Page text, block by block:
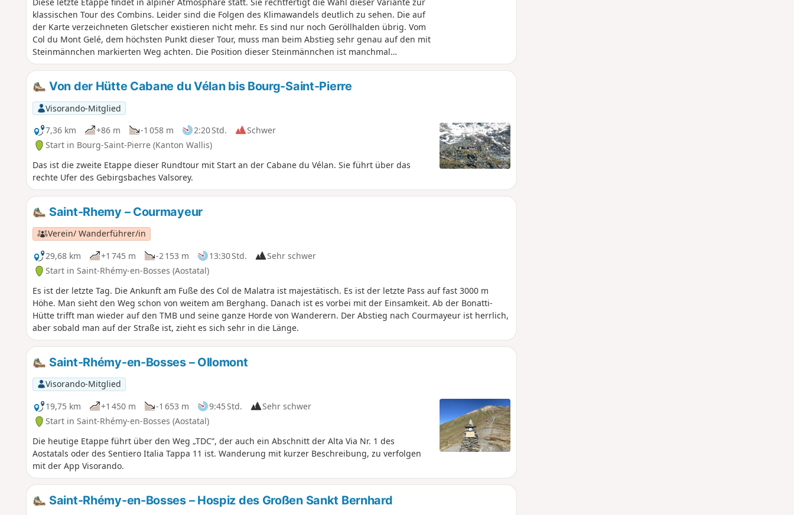
Diese letzte Etappe findet in alpiner Atmosphäre statt. Sie rechtfertigt die Wahl dieser Variante zur
klassischen Tour des Combins. Leider sind die Folgen des Klimawandels deutlich zu sehen. Die auf
der Karte verzeichneten Gletscher existieren nicht mehr. Es sind nur noch Geröllhalden übrig. Vom
Col du Mont Gelé, dem höchsten Punkt dieser Tour, muss man beim Abstieg sehr genau auf den mit
Steinmännchen markierten Weg achten. Die Position dieser Steinmännchen ist manchmal
unregelmäßig. Diese Etappe endet mit einem langen und sehr steilen Abstieg, den man vermeiden
Von der Hütte Cabane du Vélan bis Bourg-Saint-Pierre
Visorando-Mitglied
7,36 km
+86 m -1 058 m 2:20 Std.
Schwer
Start in Bourg-Saint-Pierre (Kanton Wallis)
Das ist die zweite Etappe dieser Rundtour mit Start an der Cabane du Vélan. Sie führt über das
rechte Ufer des Gebirgsbaches Valsorey.
Saint-Rhemy – Courmayeur
Verein/ Wanderführer/in
29,68 km
+1 745 m -2 153 m 13:30 Std.
Sehr schwer
Start in Saint-Rhémy-en-Bosses (Aostatal)
Es ist der letzte Tag. Die Ankunft am Fuße des Col de Malatra ist majestätisch. Es ist der letzte Pass auf fast 3000 m
Höhe. Man sieht den Weg schon von weitem am Berghang. Danach ist es vorbei mit der Einsamkeit. Ab der Bonatti-
Hütte trifft man wieder auf den TMB und seine ganze Horde von Wanderern. Der Abstieg nach Courmayeur ist herrlich,
aber sobald man auf der Straße ist, zieht es sich sehr in die Länge.
Saint-Rhémy-en-Bosses – Ollomont
Visorando-Mitglied
19,75 km
+1 450 m -1 653 m 9:45 Std.
Sehr schwer
Start in Saint-Rhémy-en-Bosses (Aostatal)
Die heutige Etappe führt über den Weg „TDC”, der auch ein Abschnitt der Alta Via Nr. 1 des
Aostatals oder des Sentiero Italia Tappa 11 ist. Wanderung mit kurzer Beschreibung, zu verfolgen
mit der App Visorando.
Saint-Rhémy-en-Bosses – Hospiz des Großen Sankt Bernhard